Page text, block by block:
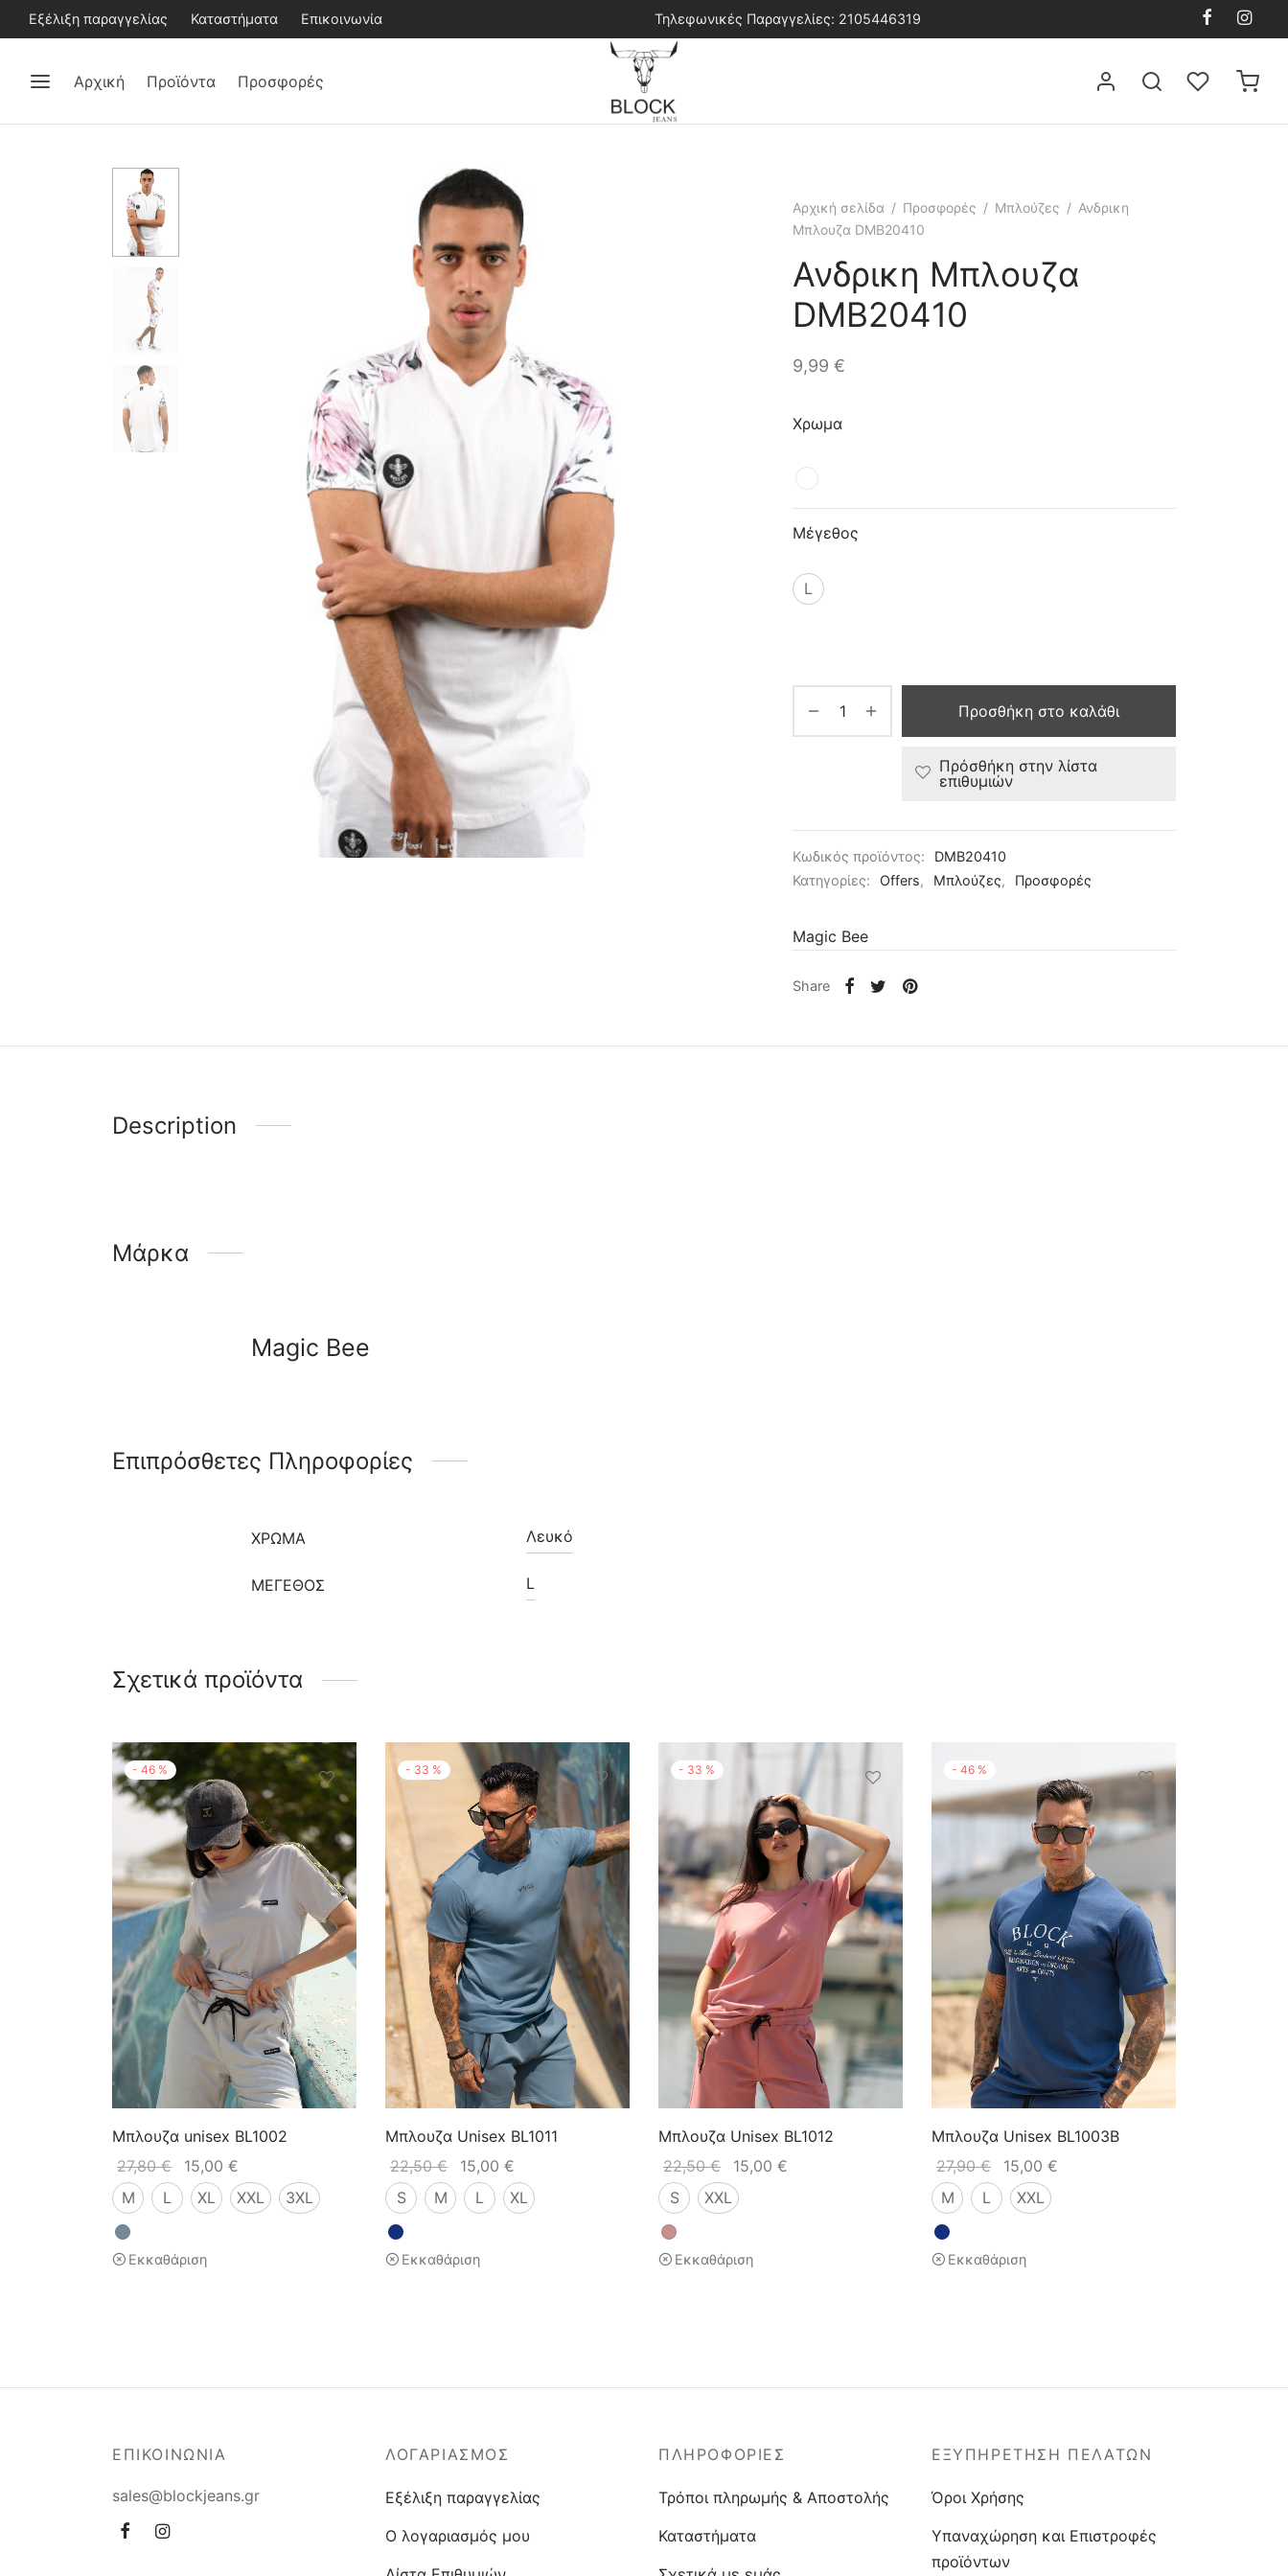
Εξέλιξη παραγγελίας Καταστήματα Επικοινωνία Τηλεφωνικές Παραγγελίες: 2105446319
Αρχική Προϊόντα Προσφορές
Αρχική σελίδα / Προσφορές / Μπλούζες / Ανδρικη
Μπλουζα DMB20410
Ανδρικη Μπλουζα
DMB20410
9,99 €
Χρωμα
Μέγεθος
L
Προσθήκη στο καλάθι
Πρόσθήκη στην λίστα
επιθυμιών
Κωδικός προϊόντος:
DMB20410
Κατηγορίες:
Offers, Μπλούζες, Προσφορές
Magic Bee
Share
Description
Μάρκα
Magic Bee
Επιπρόσθετες Πληροφορίες
ΧΡΩΜΑ Λευκό
ΜΈΓΕΘΟΣ L
Σχετικά προϊόντα
- 46 %
Μπλουζα unisex BL1002
27,80€ 15,00 €
M
L XL XXL 3XL
Εκκαθάριση
- 33 %
Μπλουζα Unisex BL1011
22,50€ 15,00 €
S
M L XL
Εκκαθάριση
- 33 %
Μπλουζα Unisex BL1012
22,50€ 15,00 €
S
XXL
Εκκαθάριση
- 46 %
Μπλουζα Unisex BL1003B
27,90€ 15,00 €
M
L XXL
Εκκαθάριση
ΕΠΙΚΟΙΝΩΝΙΑ
sales@blockjeans.gr
ΛΟΓΑΡΙΑΣΜΟΣ
Εξέλιξη παραγγελίας
Ο λογαριασμός μου
ΠΛΗΡΟΦΟΡΙΕΣ
Τρόποι πληρωμής & Αποστολής
Καταστήματα
ΕΞΥΠΗΡΕΤΗΣΗ ΠΕΛΑΤΩΝ
Όροι Χρήσης
Υπαναχώρηση και Επιστροφές
προϊόντων